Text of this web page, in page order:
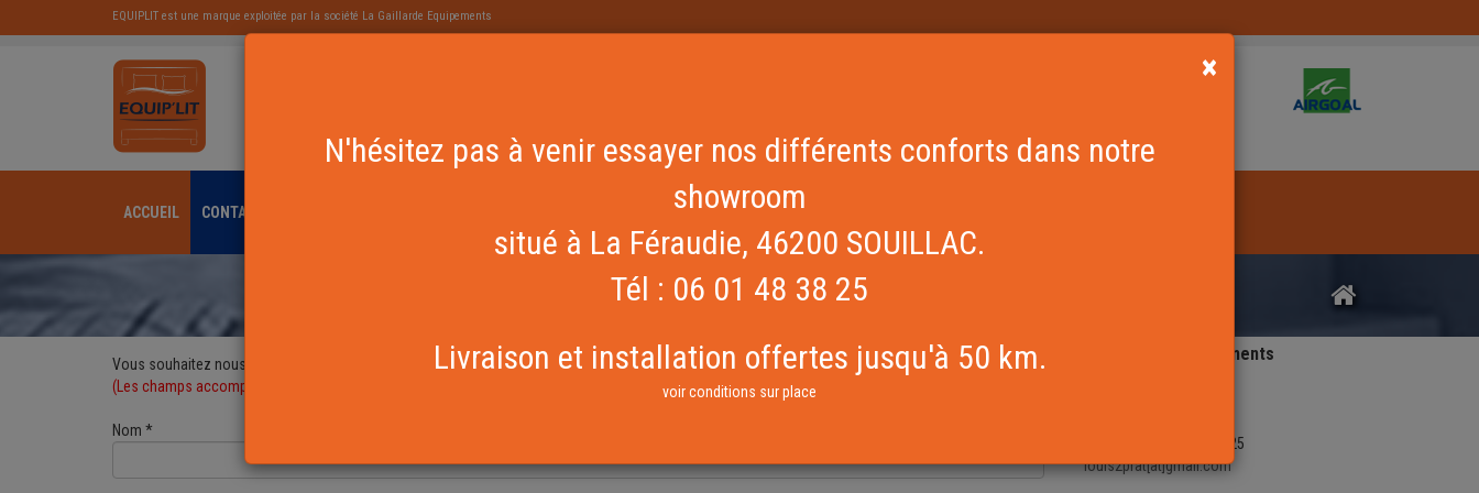
EQUIPLIT est une marque exploitée par la société La Gaillarde Equipements
ACCUEIL CONTACT
Vous souhaitez nous contacter, apporter un commentaire, remplissez le formulaire ci-dessous.
(Les champs accompagnés d'un * sont obligatoires)
Nom *
La Gaillarde Equipements
: +33 (0)6 01 48 38 25
louis2prat[at]gmail.com
×
N'hésitez pas à venir essayer nos différents conforts dans notre
showroom
situé à La Féraudie, 46200 SOUILLAC.
Tél : 06 01 48 38 25
Livraison et installation offertes jusqu'à 50 km.
voir conditions sur place